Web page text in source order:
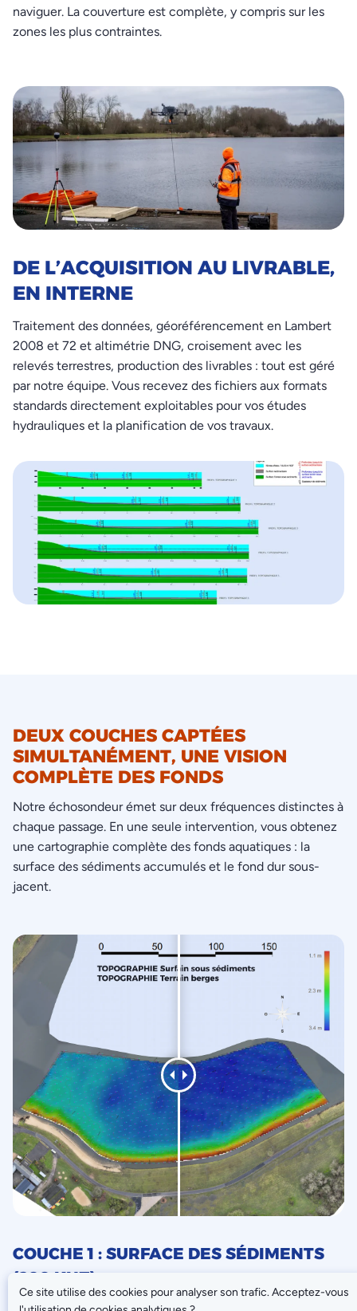
naviguer. La couverture est complète, y compris sur les
zones les plus contraintes.
DE L’ACQUISITION AU LIVRABLE,
EN INTERNE
Traitement des données, géoréférencement en Lambert
2008 et 72 et altimétrie DNG, croisement avec les
relevés terrestres, production des livrables : tout est géré
par notre équipe. Vous recevez des fichiers aux formats
standards directement exploitables pour vos études
hydrauliques et la planification de vos travaux.
DEUX COUCHES CAPTÉES
SIMULTANÉMENT, UNE VISION
COMPLÈTE DES FONDS
Notre échosondeur émet sur deux fréquences distinctes à
chaque passage. En une seule intervention, vous obtenez
une cartographie complète des fonds aquatiques : la
surface des sédiments accumulés et le fond dur sous-
jacent.
COUCHE 1 : SURFACE DES SÉDIMENTS
(200 KHZ)
La haute fréquence détecte avec précision la surface des
Ce site utilise des cookies pour analyser son trafic. Acceptez-vous